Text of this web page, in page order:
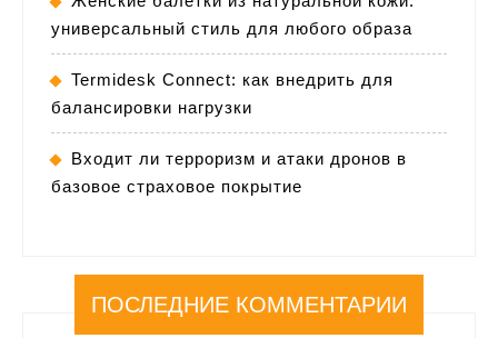
универсальный стиль для любого образа
Termidesk Connect: как внедрить для
балансировки нагрузки
Входит ли терроризм и атаки дронов в
базовое страховое покрытие
ПОСЛЕДНИЕ КОММЕНТАРИИ